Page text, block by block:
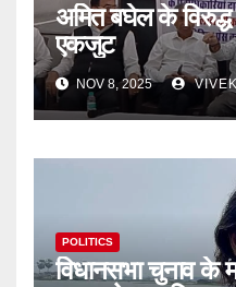
अमित बघेल के
एकजुट
NOV 8, 2025
POLITICS
विधानसभा चुनाव